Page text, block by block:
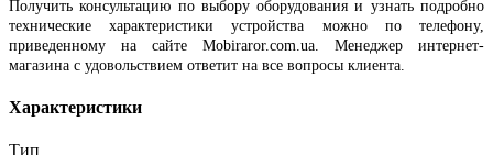
Получить консультацию по выбору оборудования и узнать подробно
технические характеристики устройства можно по телефону,
приведенному на сайте Mobiraror.com.ua. Менеджер интернет-
магазина с удовольствием ответит на все вопросы клиента.
Характеристики
Тип